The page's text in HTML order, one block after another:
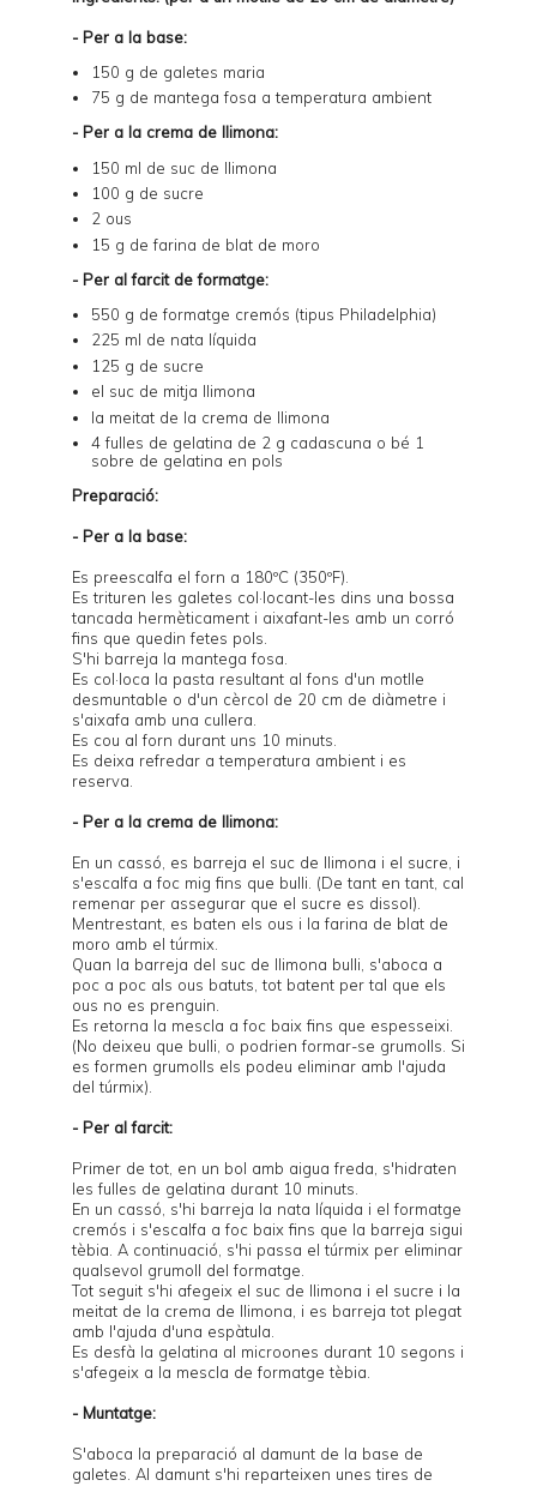
- Per a la base:
150 g de galetes maria
75 g de mantega fosa a temperatura ambient
- Per a la crema de llimona:
150 ml de suc de llimona
100 g de sucre
2 ous
15 g de farina de blat de moro
- Per al farcit de formatge:
550 g de formatge cremós (tipus Philadelphia)
225 ml de nata líquida
125 g de sucre
el suc de mitja llimona
la meitat de la crema de llimona
4 fulles de gelatina de 2 g cadascuna o bé 1
sobre de gelatina en pols
Preparació:
- Per a la base:
Es preescalfa el forn a 180ºC (350ºF).
Es trituren les galetes col·locant-les dins una bossa
tancada hermèticament i aixafant-les amb un corró
fins que quedin fetes pols.
S'hi barreja la mantega fosa.
Es col·loca la pasta resultant al fons d'un motlle
desmuntable o d'un cèrcol de 20 cm de diàmetre i
s'aixafa amb una cullera.
Es cou al forn durant uns 10 minuts.
Es deixa refredar a temperatura ambient i es
reserva.
- Per a la crema de llimona:
En un cassó, es barreja el suc de llimona i el sucre, i
s'escalfa a foc mig fins que bulli. (De tant en tant, cal
remenar per assegurar que el sucre es dissol).
Mentrestant, es baten els ous i la farina de blat de
moro amb el túrmix.
Quan la barreja del suc de llimona bulli, s'aboca a
poc a poc als ous batuts, tot batent per tal que els
ous no es prenguin.
Es retorna la mescla a foc baix fins que espesseixi.
(No deixeu que bulli, o podrien formar-se grumolls. Si
es formen grumolls els podeu eliminar amb l'ajuda
del túrmix).
- Per al farcit:
Primer de tot, en un bol amb aigua freda, s'hidraten
les fulles de gelatina durant 10 minuts.
En un cassó, s'hi barreja la nata líquida i el formatge
cremós i s'escalfa a foc baix fins que la barreja sigui
tèbia. A continuació, s'hi passa el túrmix per eliminar
qualsevol grumoll del formatge.
Tot seguit s'hi afegeix el suc de llimona i el sucre i la
meitat de la crema de llimona, i es barreja tot plegat
amb l'ajuda d'una espàtula.
Es desfà la gelatina al microones durant 10 segons i
s'afegeix a la mescla de formatge tèbia.
- Muntatge:
S'aboca la preparació al damunt de la base de
galetes. Al damunt s'hi reparteixen unes tires de